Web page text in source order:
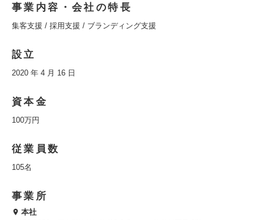
事業内容・会社の特長
集客支援 / 採用支援 / ブランディング支援
設立
2020 年 4 月 16 日
資本金
100万円
従業員数
105名
事業所
本社